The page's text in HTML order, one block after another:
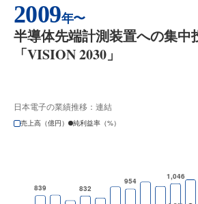
2009年〜
半導体先端計測装置への集中
「VISION 2030」
日本電子の業績推移：連結
売上高（億円）
純利益率（%）